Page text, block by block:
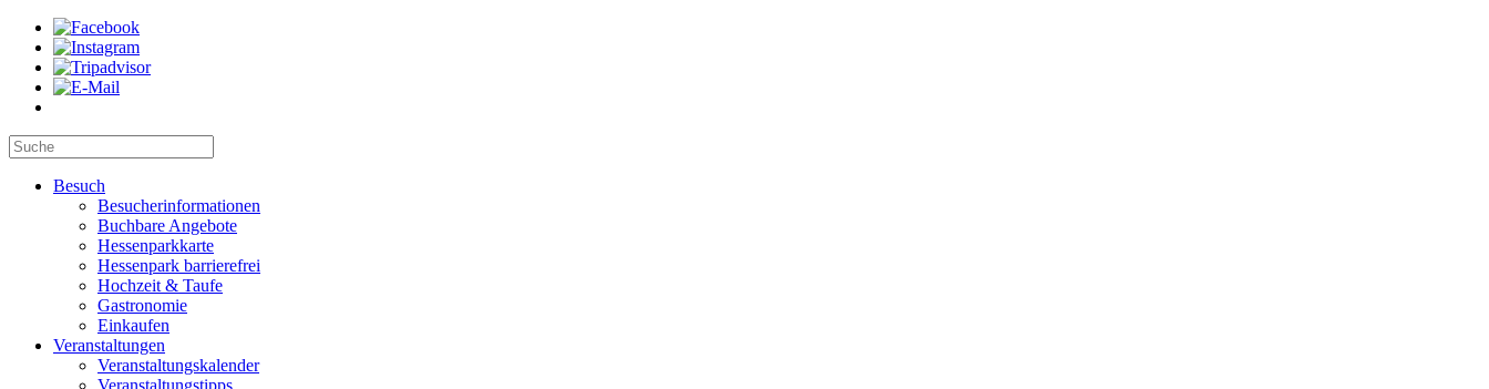
Besuch
Besucherinformationen
Buchbare Angebote
Hessenparkkarte
Hessenpark barrierefrei
Hochzeit & Taufe
Gastronomie
Einkaufen
Veranstaltungen
Veranstaltungskalender
Veranstaltungstipps